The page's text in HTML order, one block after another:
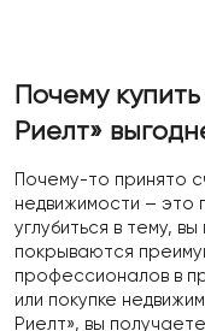
Почему
Риелт»
Почему-то принято
недвижимости – это
углубиться в тему,
покрываются
профессионалов в
или покупке
Риелт», вы